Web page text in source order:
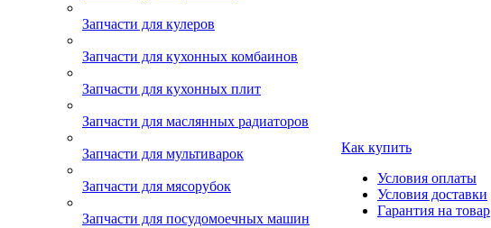
Запчасти для кулеров
Запчасти для кухонных комбаинов
Запчасти для кухонных плит
Запчасти для маслянных радиаторов
Запчасти для мультиварок
Запчасти для мясорубок
Запчасти для посудомоечных машин
Как купить
Условия оплаты
Условия доставки
Гарантия на товар